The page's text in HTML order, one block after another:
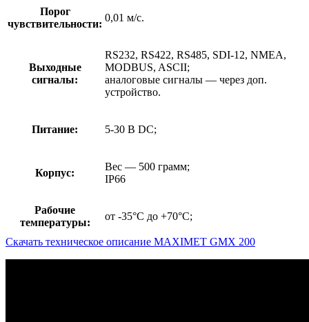
Порог
чувствительности:
0,01 м/с.
Выходные
сигналы:
RS232, RS422, RS485, SDI-12, NMEA,
MODBUS, ASCII;
аналоговые сигналы — через доп.
устройство.
Питание: 5-30 В DC;
Корпус:
Вес — 500 грамм;
IP66
Рабочие
температуры:
от -35°С до +70°С;
Скачать техническое описание MAXIMET GMX 200